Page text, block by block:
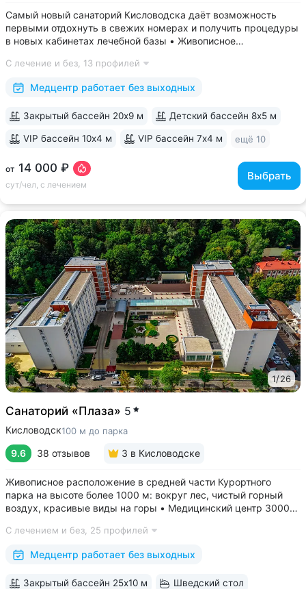
Самый новый санаторий Кисловодска даёт возможность
первыми отдохнуть в свежих номерах и получить процедуры
в новых кабинетах лечебной базы • Живописное
галереей и Каскадной лестницей • Свой выход в Курортный
парк, поблизости проходят маршруты...
С лечение и без, 13 профилей
Медцентр работает без выходных
от 14 000 ₽
сут/чел, с лечением
Выбрать
Закрытый бассейн 20х9 м Детский бассейн 8х5 м
VIP бассейн 10х4 м VIP бассейн 7х4 м ещё 10
1/26
Санаторий «Плаза» 5
Кисловодск100 м до парка
9.6 38 отзывов 3 в Кисловодске
Живописное расположение в средней части Курортного
парка на высоте более 1000 м: вокруг лес, чистый горный
воздух, красивые виды на горы • Медицинский центр 3000
квалификации • Более 1000 видов диагностики и ДНК-
исследований. Есть диагностика...
С лечением и без, 25 профилей
Медцентр работает без выходных
Закрытый бассейн 25x10 м Шведский стол